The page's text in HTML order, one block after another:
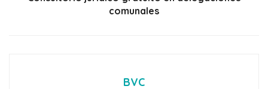
comunales
BVC